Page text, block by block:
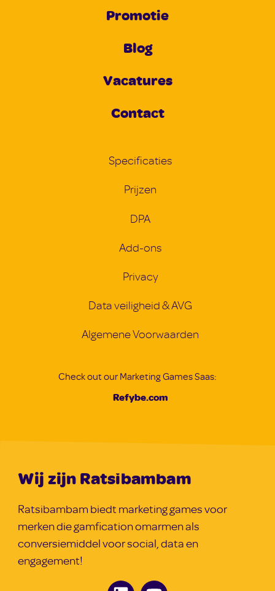
Promotie
Blog
Vacatures
Contact
Specificaties
Prijzen
DPA
Add-ons
Privacy
Data veiligheid & AVG
Algemene Voorwaarden
Check out our Marketing Games Saas:
Refybe.com
Wij zijn Ratsibambam
Ratsibambam biedt marketing games voor
merken die gamfication omarmen als
conversiemiddel voor social, data en
engagement!